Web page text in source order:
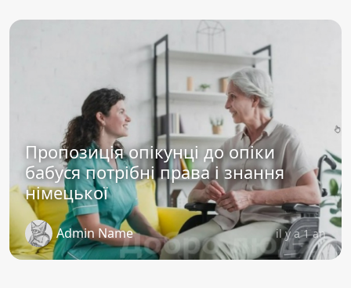
Пропозиція опікунці до опіки
бабуся потрібні права і знання
німецької
Admin Name il y a 1 an